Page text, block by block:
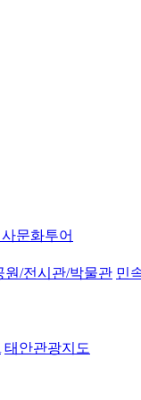
문화투어
원/전시관/박물관 민
태안관광지도